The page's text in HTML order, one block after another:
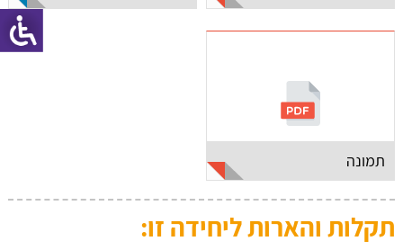
תמונה
תקלות והארות ליחידה זו: